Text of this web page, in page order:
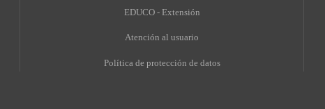
EDUCO - Extensión
Atención al usuario
Política de protección de datos